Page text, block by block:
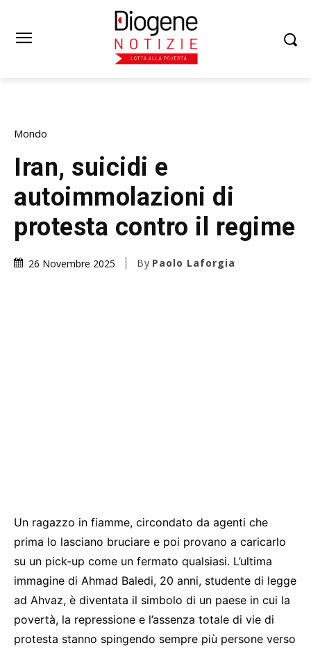
Mondo
Iran, suicidi e
autoimmolazioni di
protesta contro il regime
26 Novembre 2025 By Paolo Laforgia
Un ragazzo in fiamme, circondato da agenti che
prima lo lasciano bruciare e poi provano a caricarlo
su un pick-up come un fermato qualsiasi. L’ultima
immagine di Ahmad Baledi, 20 anni, studente di legge
ad Ahvaz, è diventata il simbolo di un paese in cui la
povertà, la repressione e l’assenza totale di vie di
protesta stanno spingendo sempre più persone verso